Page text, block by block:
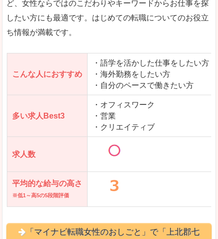
「エン転職ウーマン」で「上北郡七戸町」の
ど、女性ならではのこだわりやキーワードからお仕事を探
したい方にも最適です。はじめての転職についてのお役立
ち情報が満載です。
こんな人におすすめ
・語学を活かした仕事をしたい方
・海外勤務をしたい方
・自分のペースで働きたい方
多い求人Best3
・オフィスワーク
・営業
・クリエイティブ
求人数
平均的な給与の高さ
※低1～高5の5段階評価
「マイナビ転職女性のおしごと」で「上北郡七